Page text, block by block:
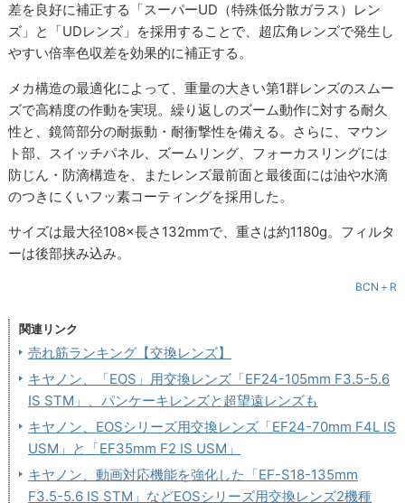
差を良好に補正する「スーパーUD（特殊低分散ガラス）レン
ズ」と「UDレンズ」を採用することで、超広角レンズで発生し
やすい倍率色収差を効果的に補正する。
メカ構造の最適化によって、重量の大きい第1群レンズのスムー
ズで高精度の作動を実現。繰り返しのズーム動作に対する耐久
性と、鏡筒部分の耐振動・耐衝撃性を備える。さらに、マウン
ト部、スイッチパネル、ズームリング、フォーカスリングには
防じん・防滴構造を、またレンズ最前面と最後面には油や水滴
のつきにくいフッ素コーティングを採用した。
サイズは最大径108×長さ132mmで、重さは約1180g。フィルタ
ーは後部挟み込み。
BCN＋R
関連リンク
売れ筋ランキング【交換レンズ】
キヤノン、「EOS」用交換レンズ「EF24-105mm F3.5-5.6
IS STM」、パンケーキレンズと超望遠レンズも
キヤノン、EOSシリーズ用交換レンズ「EF24-70mm F4L IS
USM」と「EF35mm F2 IS USM」
キヤノン、動画対応機能を強化した「EF-S18-135mm
F3.5-5.6 IS STM」などEOSシリーズ用交換レンズ2機種